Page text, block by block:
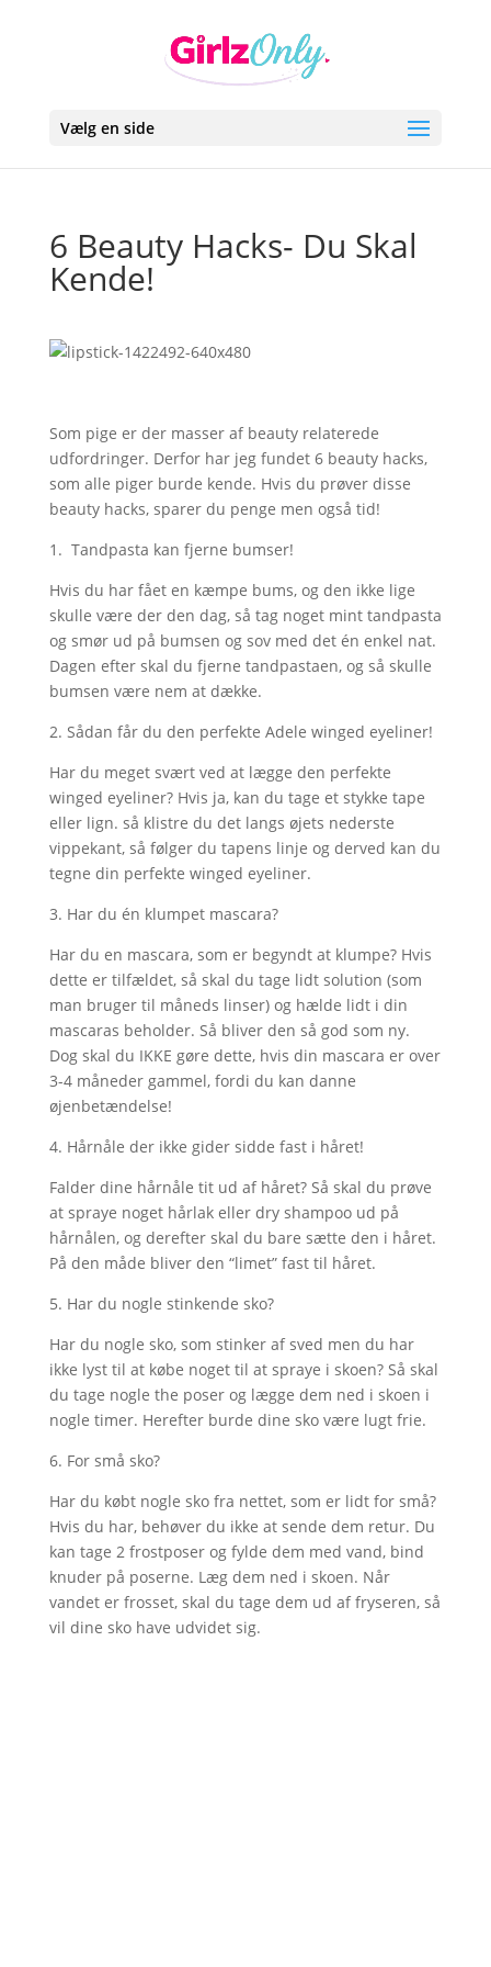
Vælg en side
6 Beauty Hacks- Du Skal
Kende!
Som pige er der masser af beauty relaterede
udfordringer. Derfor har jeg fundet 6 beauty hacks,
som alle piger burde kende. Hvis du prøver disse
beauty hacks, sparer du penge men også tid!
1. Tandpasta kan fjerne bumser!
Hvis du har fået en kæmpe bums, og den ikke lige
skulle være der den dag, så tag noget mint tandpasta
og smør ud på bumsen og sov med det én enkel nat.
Dagen efter skal du fjerne tandpastaen, og så skulle
bumsen være nem at dække.
2. Sådan får du den perfekte Adele winged eyeliner!
Har du meget svært ved at lægge den perfekte
winged eyeliner? Hvis ja, kan du tage et stykke tape
eller lign. så klistre du det langs øjets nederste
vippekant, så følger du tapens linje og derved kan du
tegne din perfekte winged eyeliner.
3. Har du én klumpet mascara?
Har du en mascara, som er begyndt at klumpe? Hvis
dette er tilfældet, så skal du tage lidt solution (som
man bruger til måneds linser) og hælde lidt i din
mascaras beholder. Så bliver den så god som ny.
Dog skal du IKKE gøre dette, hvis din mascara er over
3-4 måneder gammel, fordi du kan danne
øjenbetændelse!
4. Hårnåle der ikke gider sidde fast i håret!
Falder dine hårnåle tit ud af håret? Så skal du prøve
at spraye noget hårlak eller dry shampoo ud på
hårnålen, og derefter skal du bare sætte den i håret.
På den måde bliver den “limet” fast til håret.
5. Har du nogle stinkende sko?
Har du nogle sko, som stinker af sved men du har
ikke lyst til at købe noget til at spraye i skoen? Så skal
du tage nogle the poser og lægge dem ned i skoen i
nogle timer. Herefter burde dine sko være lugt frie.
6. For små sko?
Har du købt nogle sko fra nettet, som er lidt for små?
Hvis du har, behøver du ikke at sende dem retur. Du
kan tage 2 frostposer og fylde dem med vand, bind
knuder på poserne. Læg dem ned i skoen. Når
vandet er frosset, skal du tage dem ud af fryseren, så
vil dine sko have udvidet sig.